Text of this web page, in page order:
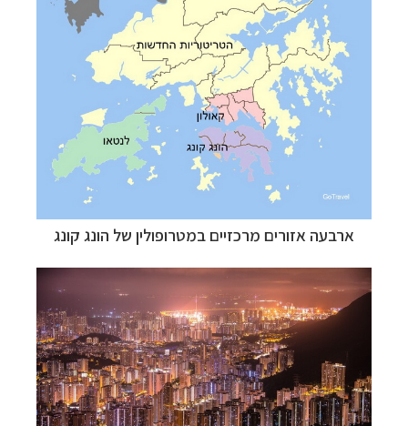
ארבעה אזורים מרכזיים במטרופולין של הונג קונג